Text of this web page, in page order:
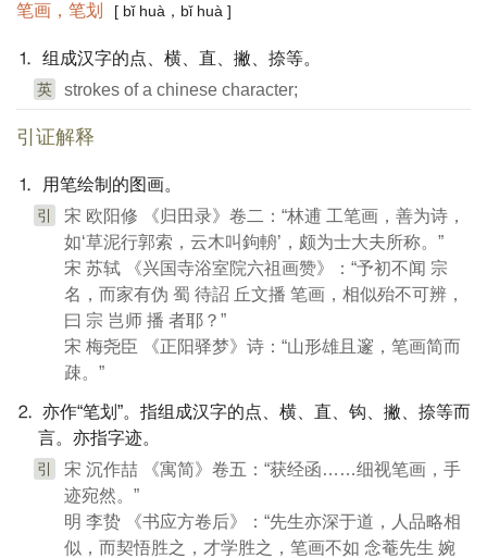
笔画，笔划 [ bǐ huà，bǐ huà ]
⒈ 组成汉字的点、横、直、撇、捺等。
英 strokes of a chinese character;
引证解释
⒈ 用笔绘制的图画。
引
宋 欧阳修 《归田录》卷二：“林逋 工笔画，善为诗，
如‘草泥行郭索，云木叫鉤輈’，颇为士大夫所称。”
宋 苏轼 《兴国寺浴室院六祖画赞》：“予初不闻 宗
名，而家有伪 蜀 待詔 丘文播 笔画，相似殆不可辨，
曰 宗 岂师 播 者耶？”
宋 梅尧臣 《正阳驿梦》诗：“山形雄且邃，笔画简而
疎。”
⒉ 亦作“笔划”。指组成汉字的点、横、直、钩、撇、捺等而
言。亦指字迹。
引
宋 沉作喆 《寓简》卷五：“获经函……细视笔画，手
迹宛然。”
明 李贽 《书应方卷后》：“先生亦深于道，人品略相
似，而契悟胜之，才学胜之，笔画不如 念菴先生 婉